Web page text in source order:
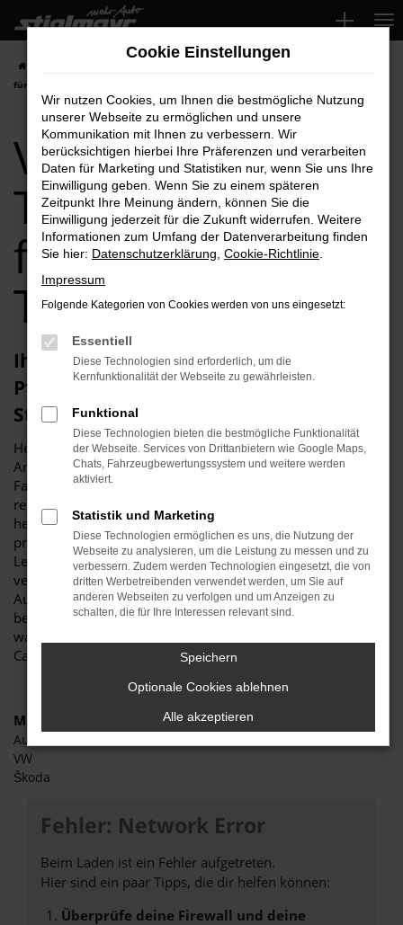
Zum
Hauptinhalt
springen
für Pfaffenhofen Top-Angebote
VW Caddy
Tageszulassung
für Pfaffenhofen
Top-Angebote
Ihren VW Caddy Tageszulassung für
Pfaffenhofen erhalten Sie im Autohaus
Stiglmayr
Herzlich willkommen bei Autohaus Stiglmayr – Ihre erste
Anlaufstelle für exzellente VW Caddy Tageszulassung
Fahrzeuge für Pfaffenhofen und Umgebung! Unser
renommiertes Autohaus ist stolz darauf, Ihnen eine
herausragende Auswahl an VW Caddy Tageszulassung zu
präsentieren, die höchste Standards in Sachen Qualität und
Leistung erfüllen. Wir sind seit Jahren Ihr
vertrauenswürdiger Partner, wenn es um erstklassige
Automobile geht. Erfahren Sie mehr über unsere
beeindruckende VW Caddy Tageszulassung Flotte und
warum Autohaus Stiglmayr die bevorzugte Adresse für VW
Caddy Tageszulassung Liebhaber ist.
Marken
Audi
VW
Škoda
Fehler: Network Error
Beim Laden ist ein Fehler aufgetreten.
Hier sind ein paar Tipps, die dir helfen können:
Überprüfe deine Firewall und deine
Cookie Einstellungen
Wir nutzen Cookies, um Ihnen die bestmögliche Nutzung
unserer Webseite zu ermöglichen und unsere
Kommunikation mit Ihnen zu verbessern. Wir
berücksichtigen hierbei Ihre Präferenzen und verarbeiten
Daten für Marketing und Statistiken nur, wenn Sie uns Ihre
Einwilligung geben. Wenn Sie zu einem späteren
Zeitpunkt Ihre Meinung ändern, können Sie die
Einwilligung jederzeit für die Zukunft widerrufen. Weitere
Informationen zum Umfang der Datenverarbeitung finden
Sie hier: Datenschutzerklärung Cookie-Richtlinie
Impressum
Folgende Kategorien von Cookies werden von uns eingesetzt:
Essentiell
Diese Technologien sind erforderlich, um die
Kernfunktionalität der Webseite zu gewährleisten.
Funktional
Diese Technologien bieten die bestmögliche Funktionalität
der Webseite. Services von Drittanbietern wie Google Maps,
Chats, Fahrzeugbewertungssystem und weitere werden
aktiviert.
Statistik und Marketing
Diese Technologien ermöglichen es uns, die Nutzung der
Webseite zu analysieren, um die Leistung zu messen und zu
verbessern. Zudem werden Technologien eingesetzt, die von
dritten Werbetreibenden verwendet werden, um Sie auf
anderen Webseiten zu verfolgen und um Anzeigen zu
schalten, die für Ihre Interessen relevant sind.
Speichern
Optionale Cookies ablehnen
Alle akzeptieren